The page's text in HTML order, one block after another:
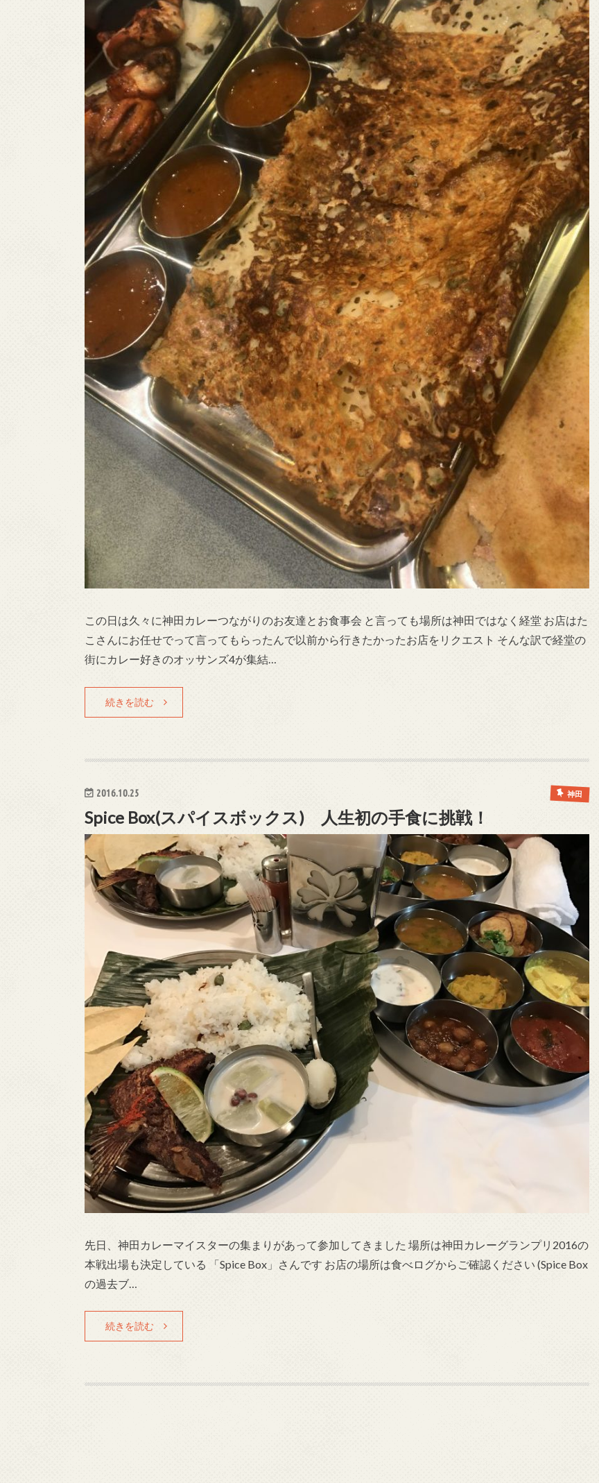
この日は久々に神田カレーつながりのお友達とお食事会 と言っても場所は神田ではなく経堂 お店はた
こさんにお任せでって言ってもらったんで以前から行きたかったお店をリクエスト そんな訳で経堂の
街にカレー好きのオッサンズ4が集結…
続きを読む
2016.10.25 神田
Spice Box(スパイスボックス) 人生初の手食に挑戦！
先日、神田カレーマイスターの集まりがあって参加してきました 場所は神田カレーグランプリ2016の
本戦出場も決定している 「Spice Box」さんです お店の場所は食べログからご確認ください (Spice Box
の過去ブ…
続きを読む